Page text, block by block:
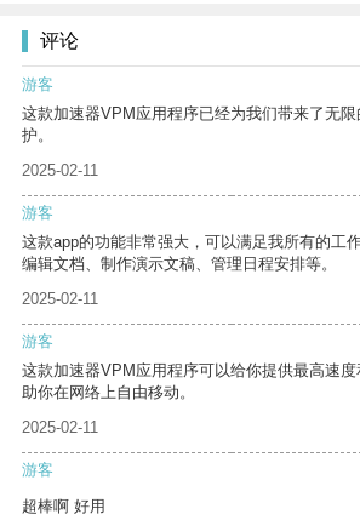
评论
游客
这款加速器VPM应用程序已经为我们带来了无
护。
2025-02-11
游客
这款app的功能非常强大，可以满足我所有的工
编辑文档、制作演示文稿、管理日程安排等。
2025-02-11
游客
这款加速器VPM应用程序可以给你提供最高速
助你在网络上自由移动。
2025-02-11
游客
超棒啊 好用